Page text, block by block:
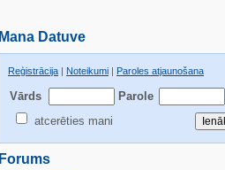
Mana Datuve
Reģistrācija | Noteikumi | Paroles atjaunošana
Vārds
Parole
atcerēties mani
Forums